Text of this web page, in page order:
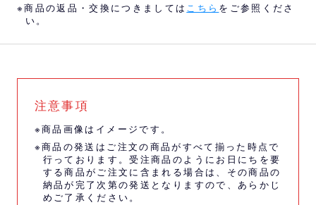
※商品の返品・交換につきましては こちら をご参照くださ
い。
注意事項
※商品画像はイメージです。
※商品の発送はご注文の商品がすべて揃った時点で
行っております。受注商品のようにお日にちを要
する商品がご注文に含まれる場合は、その商品の
納品が完了次第の発送となりますので、あらかじ
めご了承ください。